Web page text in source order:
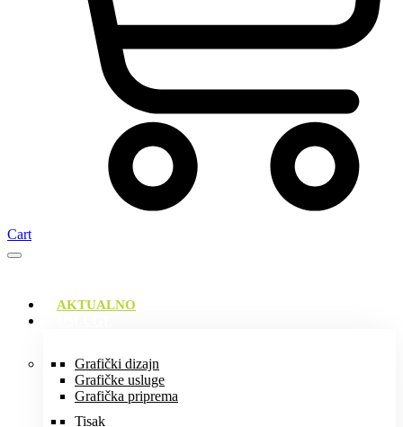
Cart
AKTUALNO
Grafički dizajn
Grafičke usluge
Grafička priprema
Tisak